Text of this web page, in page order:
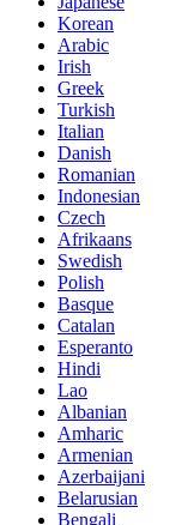
Korean
Arabic
Irish
Greek
Turkish
Italian
Danish
Romanian
Indonesian
Czech
Afrikaans
Swedish
Polish
Basque
Catalan
Esperanto
Hindi
Lao
Albanian
Amharic
Armenian
Azerbaijani
Belarusian
Bengali